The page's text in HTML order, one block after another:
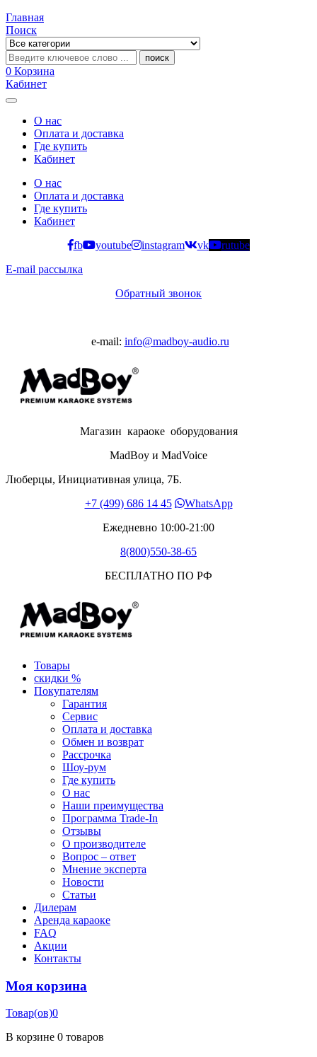
Главная
Поиск
поиск
0 Корзина
Кабинет
Categories
О нас
Оплата и доставка
Где купить
Кабинет
О нас
Оплата и доставка
Где купить
Кабинет
fb
youtube instagram vk
rutube
E-mail рассылка
Обратный звонок
e-mail: info@madboy-audio.ru
Магазин караоке оборудования
MadBoy и MadVoice
Люберцы, Инициативная улица, 7Б.
+7 (499) 686 14 45
WhatsApp
Ежедневно 10:00-21:00
8(800)550-38-65
БЕСПЛАТНО ПО РФ
Товары
скидки %
Покупателям
Гарантия
Сервис
Оплата и доставка
Обмен и возврат
Рассрочка
Шоу-рум
Где купить
О нас
Наши преимущества
Программа Trade-In
Отзывы
О производителе
Вопрос – ответ
Мнение эксперта
Новости
Статьи
Дилерам
Аренда караоке
FAQ
Акции
Контакты
Моя корзина
Товар(ов)0
В корзине 0 товаров